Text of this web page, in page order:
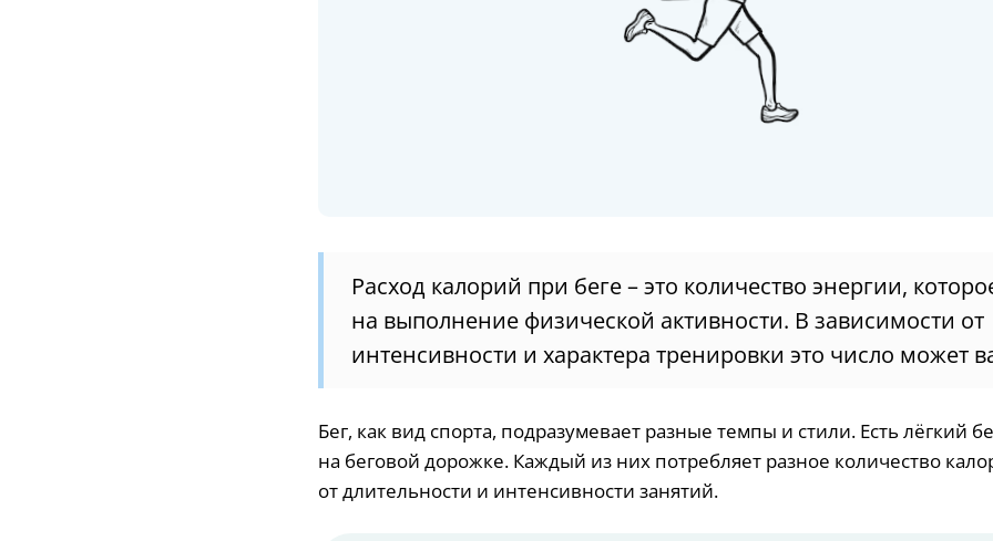
Расход калорий при беге – это количество энергии,
на выполнение физической активности. В зависимости от
интенсивности и характера тренировки это число может
Бег, как вид спорта, подразумевает разные темпы и стили. Есть лёгкий
на беговой дорожке. Каждый из них потребляет разное количество
от длительности и интенсивности занятий.